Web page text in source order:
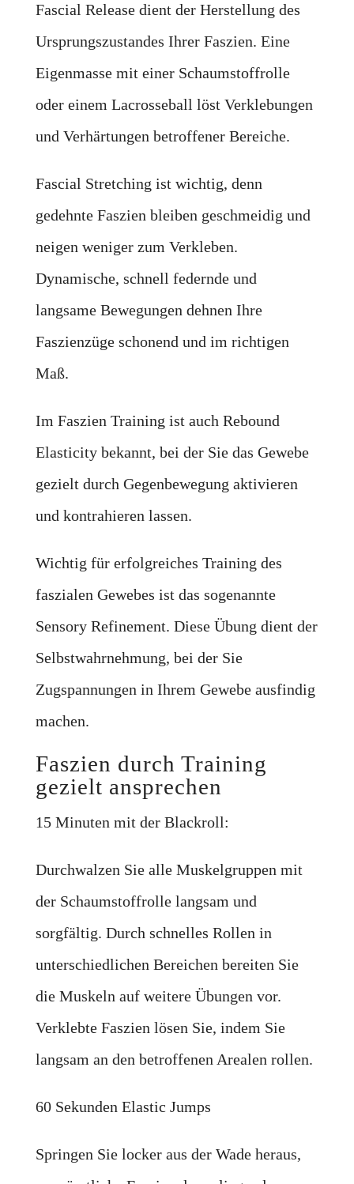
Fascial Release dient der Herstellung des
Ursprungszustandes Ihrer Faszien. Eine
Eigenmasse mit einer Schaumstoffrolle
oder einem Lacrosseball löst Verklebungen
und Verhärtungen betroffener Bereiche.
Fascial Stretching ist wichtig, denn
gedehnte Faszien bleiben geschmeidig und
neigen weniger zum Verkleben.
Dynamische, schnell federnde und
langsame Bewegungen dehnen Ihre
Faszienzüge schonend und im richtigen
Maß.
Im Faszien Training ist auch Rebound
Elasticity bekannt, bei der Sie das Gewebe
gezielt durch Gegenbewegung aktivieren
und kontrahieren lassen.
Wichtig für erfolgreiches Training des
faszialen Gewebes ist das sogenannte
Sensory Refinement. Diese Übung dient der
Selbstwahrnehmung, bei der Sie
Zugspannungen in Ihrem Gewebe ausfindig
machen.
Faszien durch Training
gezielt ansprechen
15 Minuten mit der Blackroll:
Durchwalzen Sie alle Muskelgruppen mit
der Schaumstoffrolle langsam und
sorgfältig. Durch schnelles Rollen in
unterschiedlichen Bereichen bereiten Sie
die Muskeln auf weitere Übungen vor.
Verklebte Faszien lösen Sie, indem Sie
langsam an den betroffenen Arealen rollen.
60 Sekunden Elastic Jumps
Springen Sie locker aus der Wade heraus,